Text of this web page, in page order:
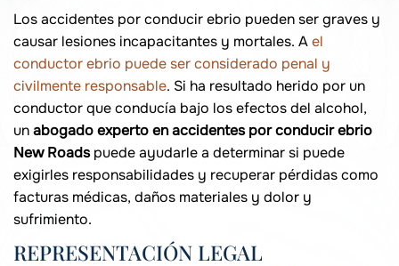
Los accidentes por conducir ebrio pueden ser graves y
causar lesiones incapacitantes y mortales. Ael
conductor ebrio puede ser considerado penal y
civilmente responsable. Si ha resultado herido por un
conductor que conducía bajo los efectos del alcohol,
unabogado experto en accidentes por conducir ebrio
New Roadspuede ayudarle a determinar si puede
exigirles responsabilidades y recuperar pérdidas como
facturas médicas, daños materiales y dolor y
sufrimiento.
REPRESENTACIÓN LEGAL